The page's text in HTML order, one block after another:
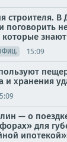
строителя. В
поговорить
знают
15:09
и хранения
— о
для